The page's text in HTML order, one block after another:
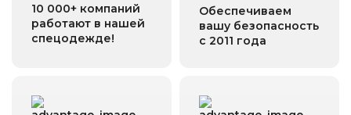
10 000+ компаний
работают в нашей
спецодежде!
Обеспечиваем
вашу безопасность
с 2011 года